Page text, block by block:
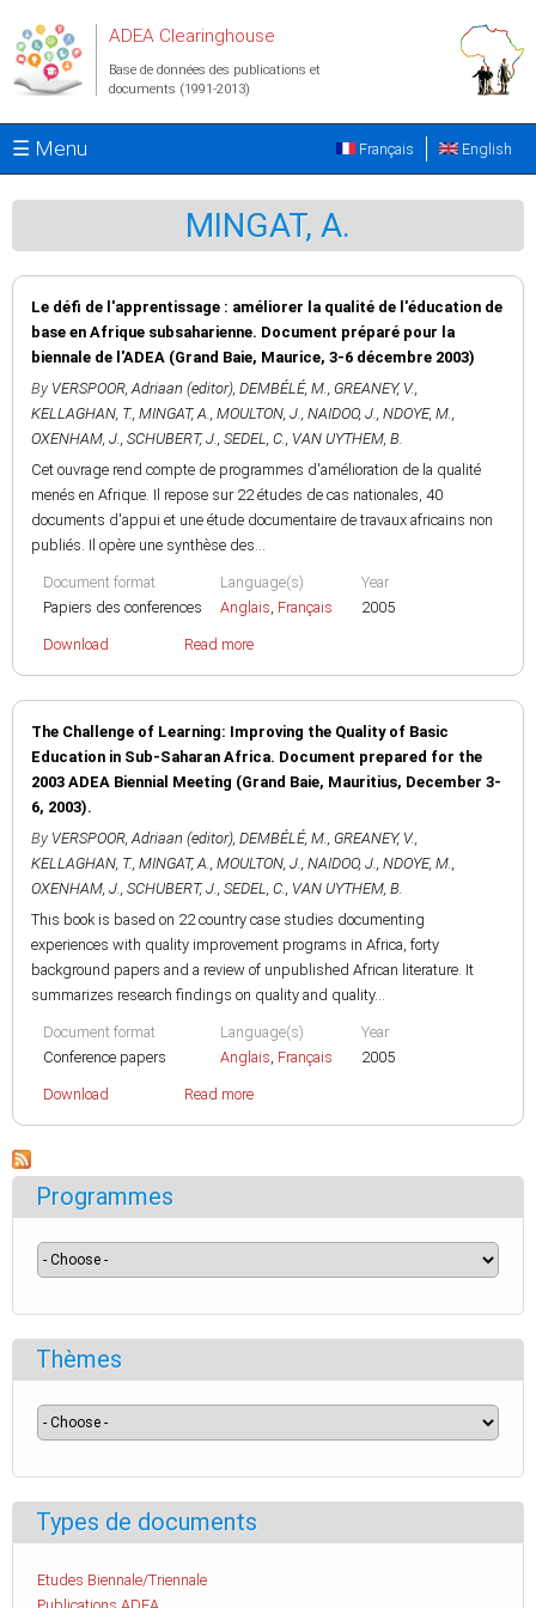
ADEA Clearinghouse
Base de données des publications et
documents (1991-2013)
☰ Menu English
Français
MINGAT, A.
Le défi de l'apprentissage : améliorer la qualité de l'éducation de
base en Afrique subsaharienne. Document préparé pour la
biennale de l'ADEA (Grand Baie, Maurice, 3-6 décembre 2003)
By VERSPOOR, Adriaan (editor), DEMBÉLÉ, M., GREANEY, V.,
KELLAGHAN, T., MINGAT, A., MOULTON, J., NAIDOO, J., NDOYE, M.,
OXENHAM, J., SCHUBERT, J., SEDEL, C., VAN UYTHEM, B.
Cet ouvrage rend compte de programmes d'amélioration de la qualité
menés en Afrique. Il repose sur 22 études de cas nationales, 40
documents d'appui et une étude documentaire de travaux africains non
publiés. Il opère une synthèse des...
Document format
Papiers des conferences
Language(s)
Anglais, Français
Year
2005
Download Read more
The Challenge of Learning: Improving the Quality of Basic
Education in Sub-Saharan Africa. Document prepared for the
2003 ADEA Biennial Meeting (Grand Baie, Mauritius, December 3-
6, 2003).
By VERSPOOR, Adriaan (editor), DEMBÉLÉ, M., GREANEY, V.,
KELLAGHAN, T., MINGAT, A., MOULTON, J., NAIDOO, J., NDOYE, M.,
OXENHAM, J., SCHUBERT, J., SEDEL, C., VAN UYTHEM, B.
This book is based on 22 country case studies documenting
experiences with quality improvement programs in Africa, forty
background papers and a review of unpublished African literature. It
summarizes research findings on quality and quality...
Document format
Conference papers
Language(s)
Anglais, Français
Year
2005
Download Read more
Programmes
Thèmes
Types de documents
Etudes Biennale/Triennale